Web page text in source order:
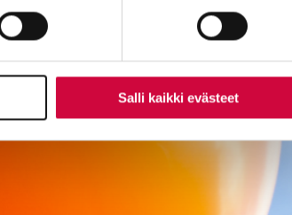
Salli kaikki evästeet